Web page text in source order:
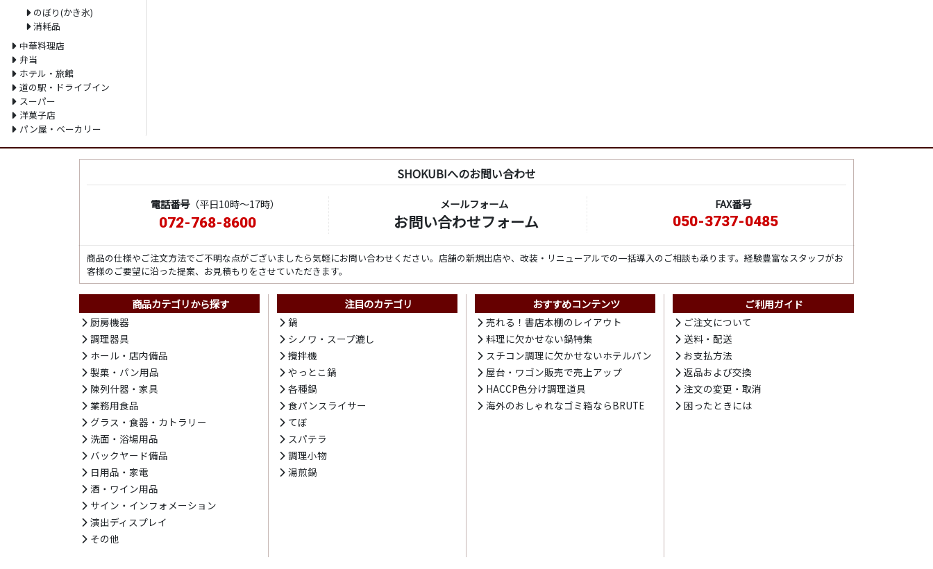
のぼり(かき氷)
消耗品
中華料理店
弁当
ホテル・旅館
道の駅・ドライブイン
スーパー
洋菓子店
パン屋・ベーカリー
SHOKUBIへのお問い合わせ
電話番号（平日10時～17時）
072-768-8600
メールフォーム
お問い合わせフォーム
FAX番号
050-3737-0485
商品の仕様やご注文方法でご不明な点がございましたら気軽にお問い合わせください。店舗の新規出店や、改装・リニューアルでの一括導入のご相談も承ります。経験豊富なスタッフがお
客様のご要望に沿った提案、お見積もりをさせていただきます。
商品カテゴリから探す
厨房機器
調理器具
ホール・店内備品
製菓・パン用品
陳列什器・家具
業務用食品
グラス・食器・カトラリー
洗面・浴場用品
バックヤード備品
日用品・家電
酒・ワイン用品
サイン・インフォメーション
演出ディスプレイ
その他
注目のカテゴリ
鍋
シノワ・スープ漉し
攪拌機
やっとこ鍋
各種鍋
食パンスライサー
てぼ
スパテラ
調理小物
湯煎鍋
おすすめコンテンツ
売れる！書店本棚のレイアウト
料理に欠かせない鍋特集
スチコン調理に欠かせないホテルパン
屋台・ワゴン販売で売上アップ
HACCP色分け調理道具
海外のおしゃれなゴミ箱ならBRUTE
ご利用ガイド
ご注文について
送料・配送
お支払方法
返品および交換
注文の変更・取消
困ったときには